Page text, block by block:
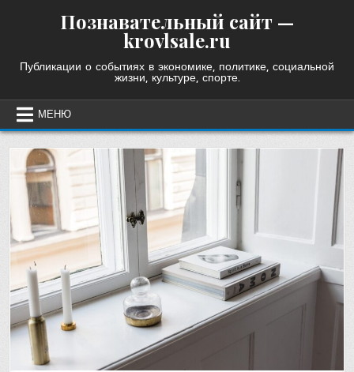
Познавательный сайт —
krovlsale.ru
Публикации о событиях в экономике, политике, социальной
жизни, культуре, спорте.
МЕНЮ